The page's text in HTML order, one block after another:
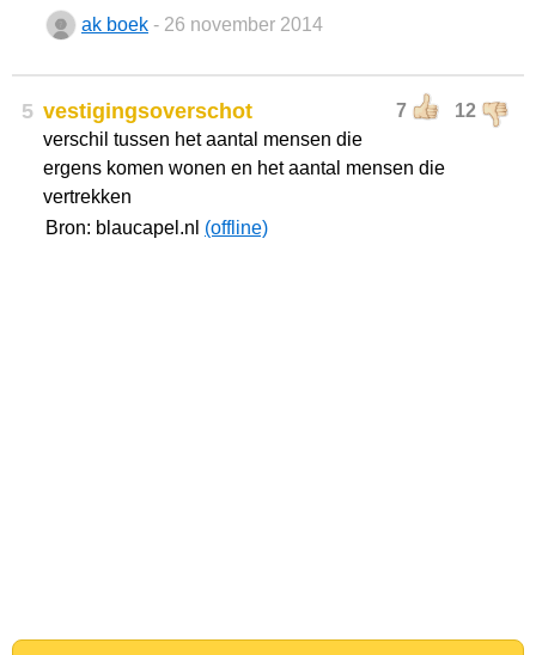
ak boek - 26 november 2014
5 7 12
vestigingsoverschot
verschil tussen het aantal mensen die
ergens komen wonen en het aantal mensen die
vertrekken
Bron: blaucapel.nl (offline)